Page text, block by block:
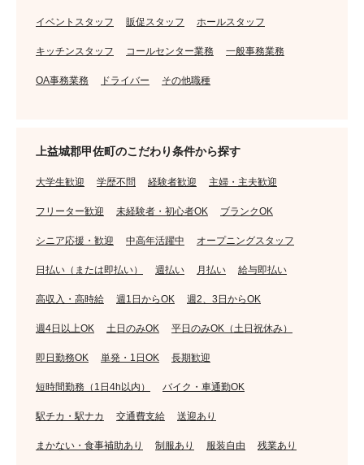
イベントスタッフ 販促スタッフ ホールスタッフ
キッチンスタッフ コールセンター業務 一般事務業務
OA事務業務 ドライバー その他職種
上益城郡甲佐町のこだわり条件から探す
大学生歓迎 学歴不問 経験者歓迎 主婦・主夫歓迎
フリーター歓迎 未経験者・初心者OK ブランクOK
シニア応援・歓迎 中高年活躍中 オープニングスタッフ
日払い（または即払い） 週払い 月払い 給与即払い
高収入・高時給 週1日からOK 週2、3日からOK
週4日以上OK 土日のみOK 平日のみOK（土日祝休み）
即日勤務OK 単発・1日OK 長期歓迎
短時間勤務（1日4h以内） バイク・車通勤OK
駅チカ・駅ナカ 交通費支給 送迎あり
まかない・食事補助あり 制服あり 服装自由 残業あり